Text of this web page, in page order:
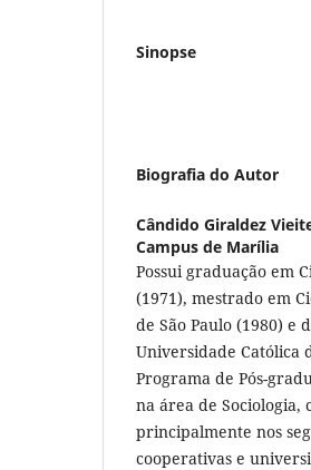
Sinopse
Biografia do Autor
Cândido Giraldez
Campus de Marília
Possui graduação em
(1971), mestrado em
de São Paulo (1980) e
Universidade Católica
Programa de Pós-
na área de Sociologia,
principalmente nos
cooperativas e